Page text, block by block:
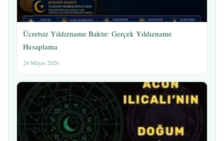
Ücretsiz Yıldızname Baktır: Gerçek Yıldızname
Hesaplama
24 Mayıs 2026